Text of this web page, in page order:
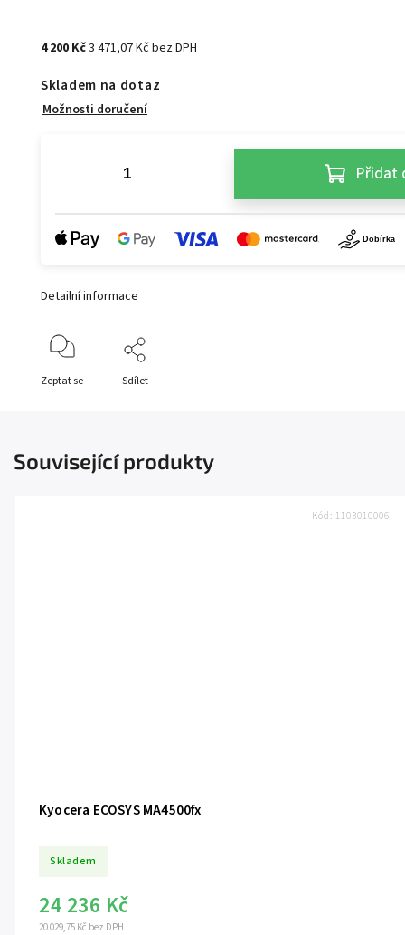
4 200 Kč3 471,07 Kč bez DPH
Skladem na dotaz
Možnosti doručení
Přidat
Detailní informace
Zeptat se Sdílet
Související produkty
Kyocera ECOSYS MA4500fx
Skladem
20 029,75 Kč bez DPH
24 236 Kč
Kód: 1103010006